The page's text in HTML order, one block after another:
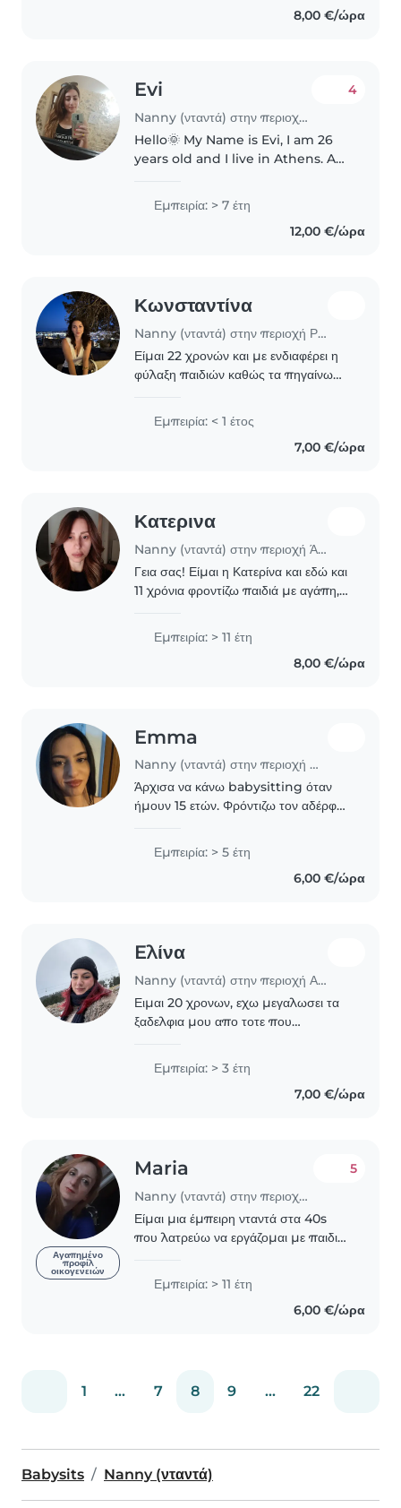
8,00 €/ώρα
Evi
Nanny (νταντά) στην περιοχή Αθήνα
4
Hello🌞 My Name is Evi, I am 26
years old and I live in Athens. As
developmental psychology of
children and adolescents (MSc),..
Εμπειρία: > 7 έτη
12,00 €/ώρα
Κωνσταντίνα
Nanny (νταντά) στην περιοχή Ρέθυμνο
Είμαι 22 χρονών και με ενδιαφέρει η
φύλαξη παιδιών καθώς τα πηγαίνω
αρκετό ελεύθερο χρόνο και θα ήθελα
Εμπειρία: < 1 έτος
7,00 €/ώρα
Κατερινα
Nanny (νταντά) στην περιοχή Άγιοι Ανάργυροι
Γεια σας! Είμαι η Κατερίνα και εδώ και
11 χρόνια φροντίζω παιδιά με αγάπη,
καθημερινότητα σε παιχνίδι, γέλιο και
Εμπειρία: > 11 έτη
8,00 €/ώρα
Emma
Nanny (νταντά) στην περιοχή Θεσσαλονίκη
Άρχισα να κάνω babysitting όταν
ήμουν 15 ετών. Φρόντιζω τον αδέρφο
babysiting ξανά, γιατί μου αρέσει να
Εμπειρία: > 5 έτη
6,00 €/ώρα
Eλίνα
Nanny (νταντά) στην περιοχή Αθήνα
Ειμαι 20 χρονων, εχω μεγαλωσει τα
ξαδελφια μου απο τοτε που
η μικρη 1.5 χρονων κ με βαση την
Εμπειρία: > 3 έτη
7,00 €/ώρα
Αγαπημένο
προφίλ
οικογενειών
Maria
Nanny (νταντά) στην περιοχή Δάφνη
5
Είμαι μια έμπειρη νταντά στα 40s
που λατρεύω να εργάζομαι με παιδιά.
πιστοποιημένη σε πρώτες βοήθειες.
Εμπειρία: > 11 έτη
6,00 €/ώρα
1 ... 7 8 9 ... 22
Babysits Nanny (νταντά)